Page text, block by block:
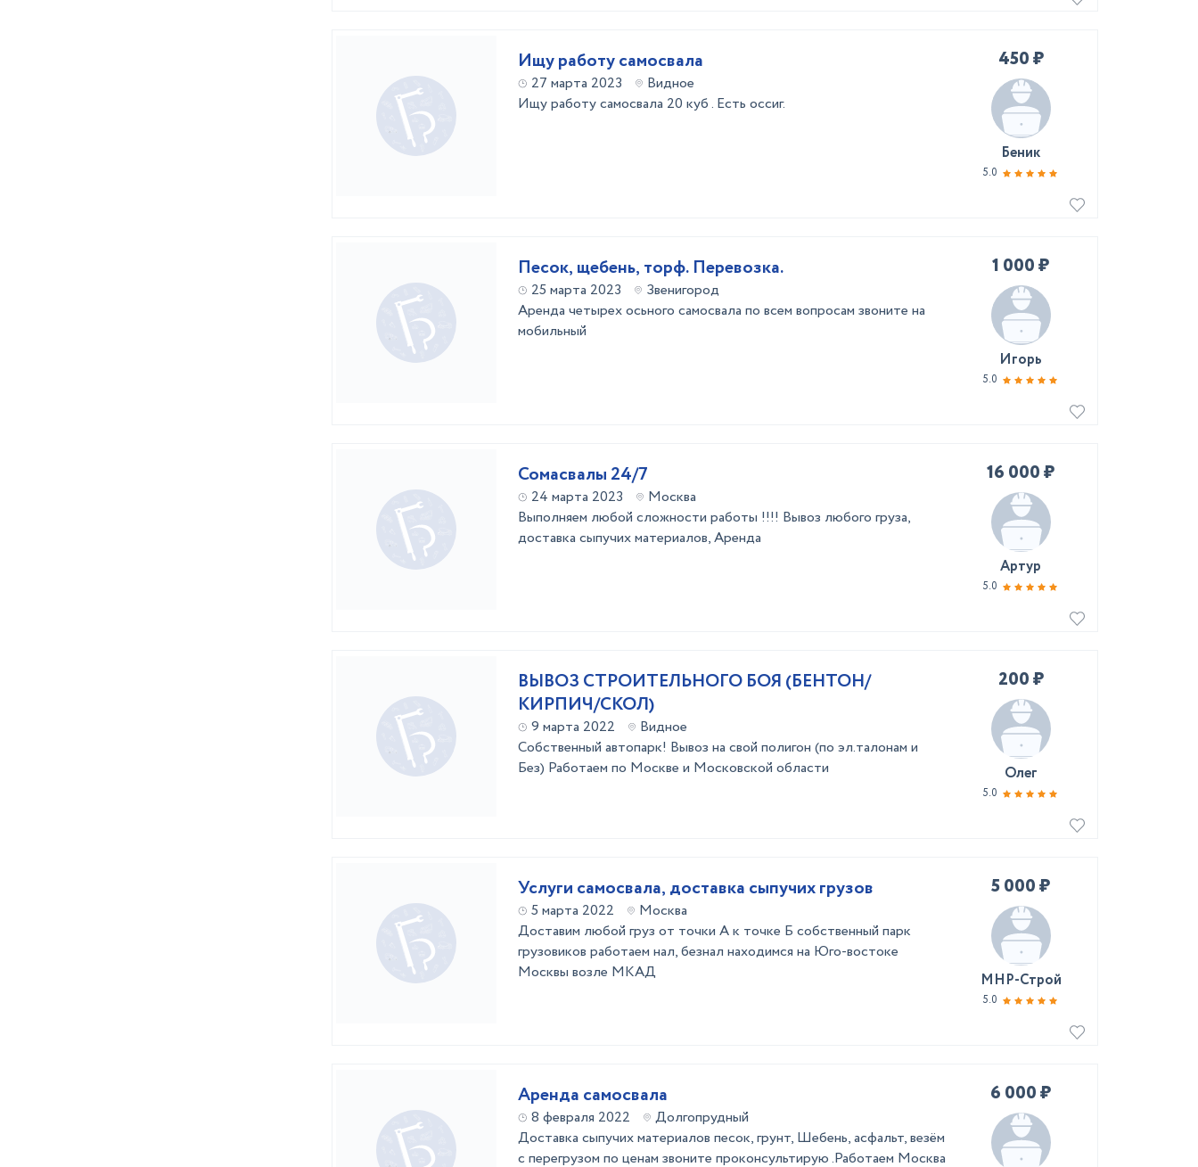
Ищу работу самосвала
27 марта 2023
Видное
Ищу работу самосвала 20 куб . Есть оссиг.
450 ₽
Беник
5.0
Песок, щебень, торф. Перевозка.
25 марта 2023
Звенигород
Аренда четырех осьного самосвала по всем вопросам звоните на
мобильный
1 000 ₽
Игорь
5.0
Сомасвалы 24/7
24 марта 2023
Москва
Выполняем любой сложности работы !!!! Вывоз любого груза,
доставка сыпучих материалов, Аренда
16 000 ₽
Артур
5.0
ВЫВОЗ СТРОИТЕЛЬНОГО БОЯ (БЕНТОН/
КИРПИЧ/СКОЛ)
9 марта 2022
Видное
Собственный автопарк! Вывоз на свой полигон (по эл.талонам и
Без) Работаем по Москве и Московской области
200 ₽
Олег
5.0
Услуги самосвала, доставка сыпучих грузов
5 марта 2022
Москва
Доставим любой груз от точки А к точке Б собственный парк
грузовиков работаем нал, безнал находимся на Юго-востоке
Москвы возле МКАД
5 000 ₽
МНР-Строй
5.0
Аренда самосвала
8 февраля 2022
Долгопрудный
Доставка сыпучих материалов песок, грунт, Шебень, асфальт, везём
с перегрузом по ценам звоните проконсультирую .Работаем Москва
6 000 ₽